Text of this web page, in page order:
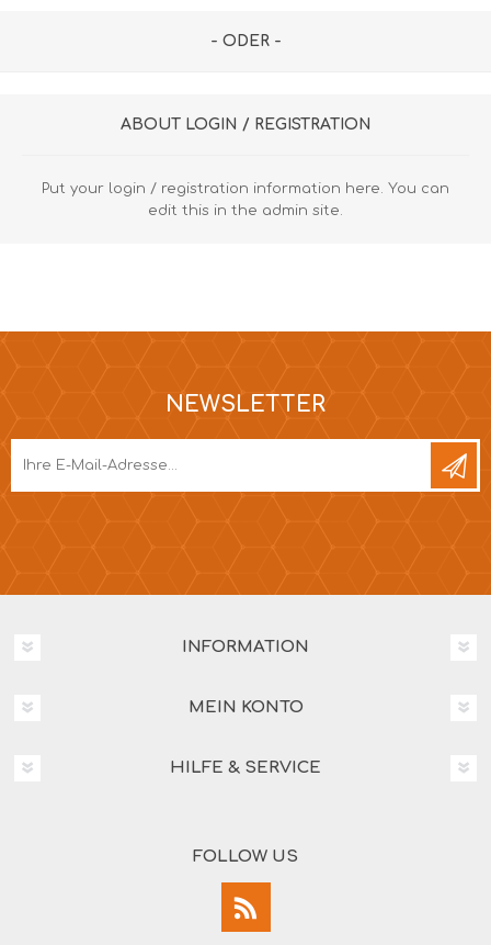
- ODER -
ABOUT LOGIN / REGISTRATION
Put your login / registration information here. You can
edit this in the admin site.
NEWSLETTER
INFORMATION
MEIN KONTO
HILFE & SERVICE
FOLLOW US